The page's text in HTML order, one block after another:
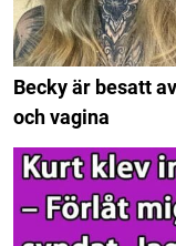
Becky är besatt
och vagina